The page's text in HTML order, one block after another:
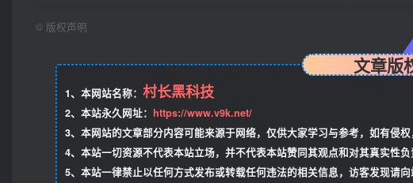
© 版权声明
文章版
1、本网站名称： 村长黑科技
2、本站永久网址： https://www.v9k.net/
3、本网站的文章部分内容可能来源于网络，仅供大家学习与参考，如有侵权
4、本站一切资源不代表本站立场，并不代表本站赞同其观点和对其真实性负
5、本站一律禁止以任何方式发布或转载任何违法的相关信息，访客发现请